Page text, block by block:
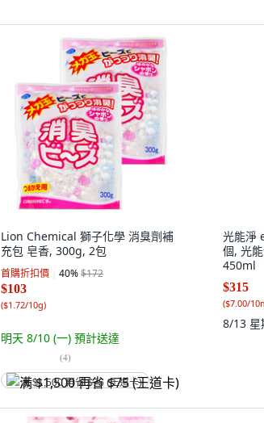
Lion Chemical 獅子化學 消臭劑補
充包 皂香, 300g, 2包
首購折扣價 40%$172
$103
($1.72/10g)
明天 8/10 (一) 預計送達
(4)
满 $1,500 再省 $75 (王道卡)
光能淨
個, 光
450ml
$315
($7.00/
8/13 星